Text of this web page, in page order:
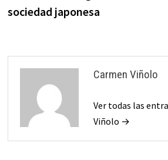
entradas
sociedad japonesa
Carmen Viñolo
Ver todas las
Viñolo →